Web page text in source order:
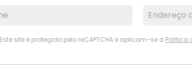
Este site é protegido pelo reCAPTCHA e aplicam-se a Política